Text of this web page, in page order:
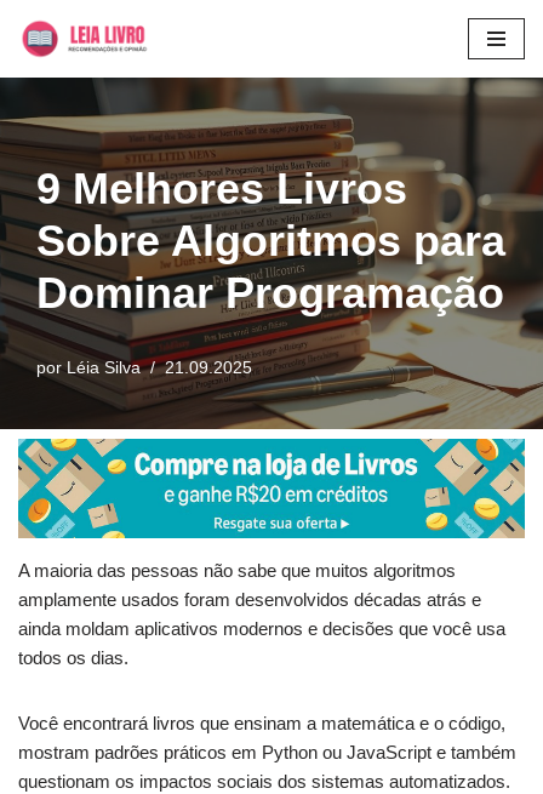
o
conteúdo
9 Melhores Livros
Sobre Algoritmos para
Dominar Programação
porLéia Silva 21.09.2025
A maioria das pessoas não sabe que muitos algoritmos
amplamente usados foram desenvolvidos décadas atrás e
ainda moldam aplicativos modernos e decisões que você usa
todos os dias.
Você encontrará livros que ensinam a matemática e o código,
mostram padrões práticos em Python ou JavaScript e também
questionam os impactos sociais dos sistemas automatizados.